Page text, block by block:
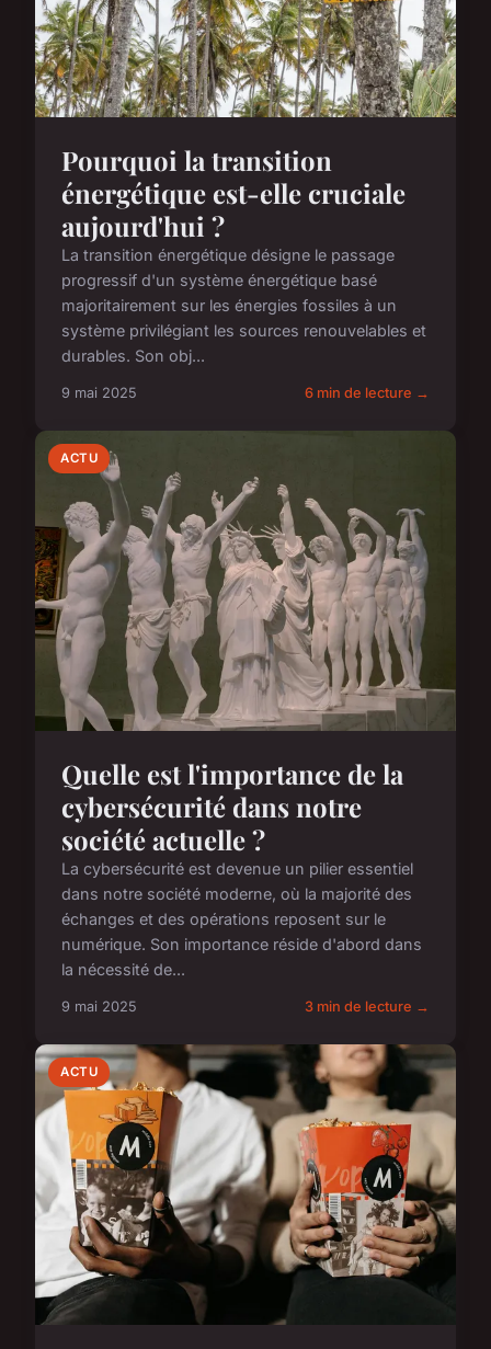
Pourquoi la transition
énergétique est-elle cruciale
aujourd'hui ?
La transition énergétique désigne le passage
progressif d'un système énergétique basé
majoritairement sur les énergies fossiles à un
système privilégiant les sources renouvelables et
durables. Son obj...
9 mai 2025 6 min de lecture →
ACTU
Quelle est l'importance de la
cybersécurité dans notre
société actuelle ?
La cybersécurité est devenue un pilier essentiel
dans notre société moderne, où la majorité des
échanges et des opérations reposent sur le
numérique. Son importance réside d'abord dans
la nécessité de...
9 mai 2025 3 min de lecture →
ACTU